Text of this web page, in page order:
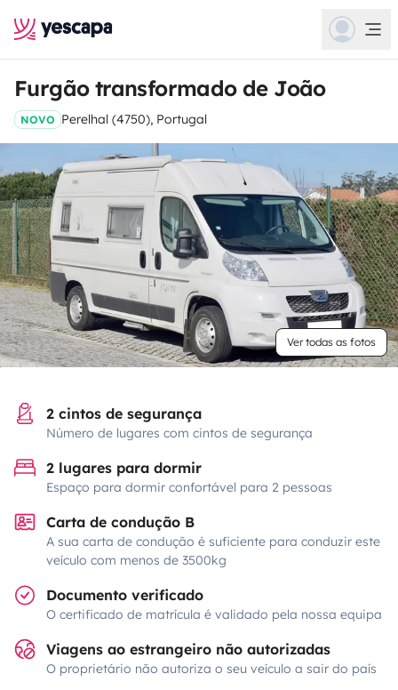
Furgão transformado de João
NOVO Perelhal (4750), Portugal
Ver todas as fotos
2 cintos de segurança
Número de lugares com cintos de segurança
2 lugares para dormir
Espaço para dormir confortável para 2 pessoas
Carta de condução B
A sua carta de condução é suficiente para conduzir este
veículo com menos de 3500kg
Documento verificado
O certificado de matrícula é validado pela nossa equipa
Viagens ao estrangeiro não autorizadas
O proprietário não autoriza o seu veículo a sair do país